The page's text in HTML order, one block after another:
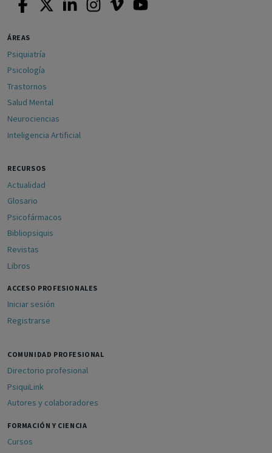
ÁREAS
Psiquiatría
Psicología
Trastornos
Salud Mental
Neurociencias
Inteligencia Artificial
RECURSOS
Actualidad
Glosario
Psicofármacos
Bibliopsiquis
Revistas
Libros
ACCESO PROFESIONALES
Iniciar sesión
Registrarse
COMUNIDAD PROFESIONAL
Directorio profesional
PsiquiLink
Autores y colaboradores
FORMACIÓN Y CIENCIA
Cursos